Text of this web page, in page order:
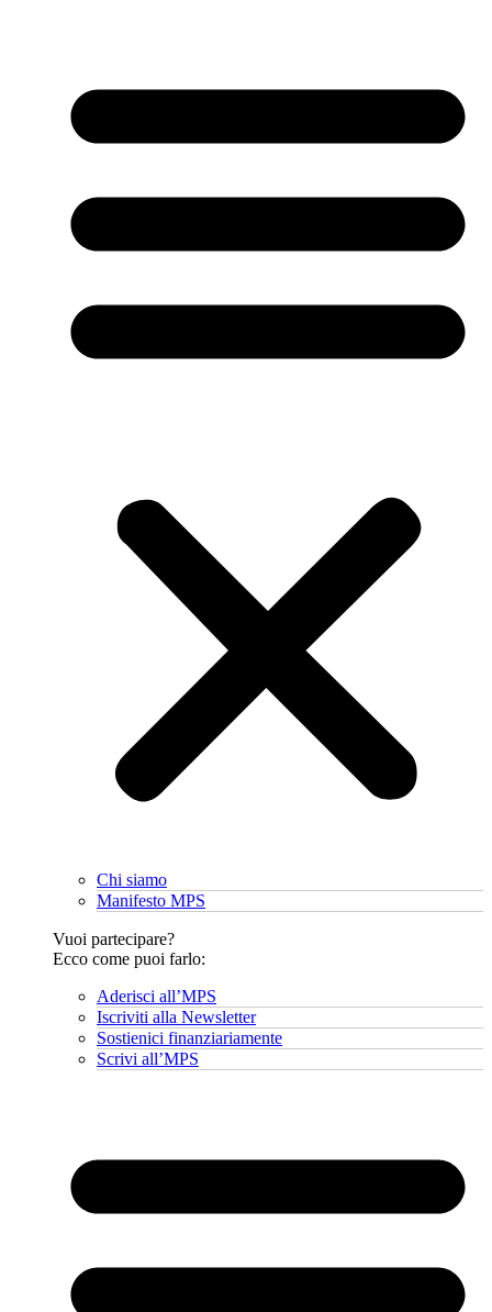
Chi siamo
Manifesto MPS
Vuoi partecipare?
Ecco come puoi farlo:
Aderisci all’MPS
Iscriviti alla Newsletter
Sostienici finanziariamente
Scrivi all’MPS